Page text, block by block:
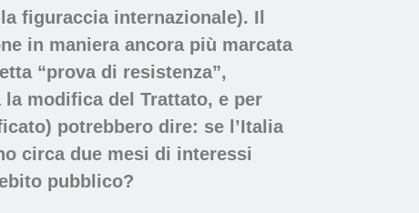
figuraccia internazionale). Il
in maniera ancora più marcata
“prova di resistenza”,
modifica del Trattato, e per
potrebbero dire: se l’Italia
circa due mesi di interessi
pubblico?